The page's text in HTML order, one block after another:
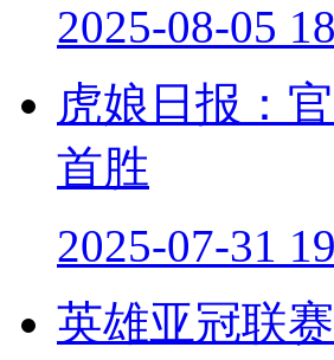
2025-08-05
虎娘日报：
首胜
2025-07-31
英雄亚冠联